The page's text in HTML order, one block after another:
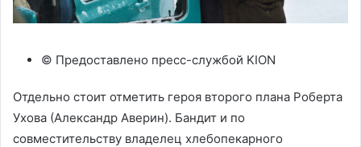
© Предоставлено пресс-службой KION
Отдельно стоит отметить героя второго плана Роберта
Ухова (Александр Аверин). Бандит и по
совместительству владелец хлебопекарного